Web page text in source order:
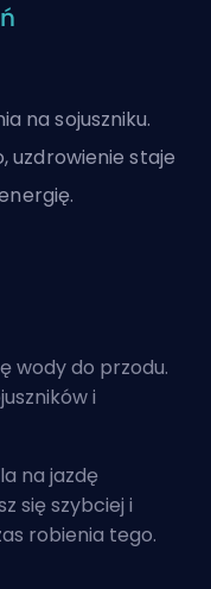
na sojuszniku.
uzdrowienie staje
wody do przodu.
i
na jazdę
się szybciej i
robienia tego.